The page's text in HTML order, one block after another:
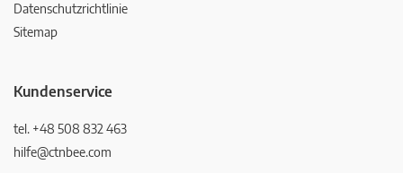
Datenschutzrichtlinie
Sitemap
Kundenservice
tel. +48 508 832 463
hilfe@ctnbee.com